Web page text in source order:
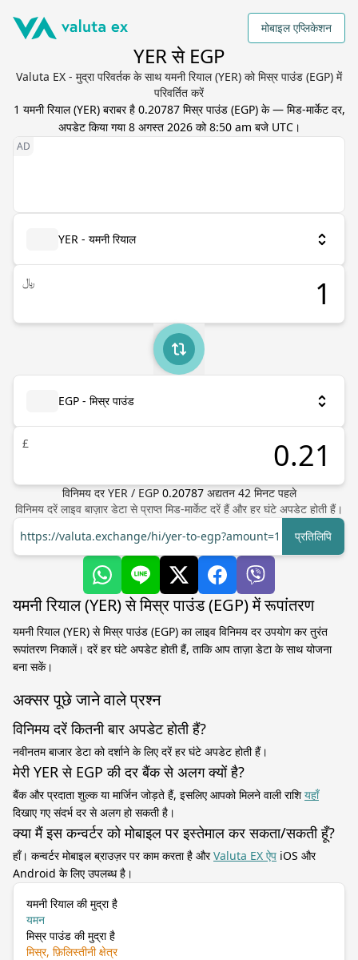
मोबाइल एप्लिकेशन
YER से EGP
Valuta EX - मुद्रा परिवर्तक के साथ यमनी रियाल (YER) को मिस्र पाउंड (EGP) में
परिवर्तित करें
1 यमनी रियाल(YER) बराबर है 0.20787 मिस्र पाउंड(EGP) के — मिड-मार्केट दर,
अपडेट किया गया8 अगस्त 2026 को 8:50 am बजे UTC।
YER - यमनी रियाल
﷼
EGP - मिस्र पाउंड
£
विनिमय दरYER/ EGP 0.20787 अद्यतन 42मिनट पहले
विनिमय दरें लाइव बाज़ार डेटा से प्राप्त मिड-मार्केट दरें हैं और हर घंटे अपडेट होती हैं।
https://valuta.exchange/hi/yer-to-egp?amount=1
प्रतिलिपि
यमनी रियाल (YER) से मिस्र पाउंड (EGP) में रूपांतरण
यमनी रियाल (YER) से मिस्र पाउंड (EGP) का लाइव विनिमय दर उपयोग कर तुरंत
रूपांतरण निकालें। दरें हर घंटे अपडेट होती हैं, ताकि आप ताज़ा डेटा के साथ योजना
बना सकें।
अक्सर पूछे जाने वाले प्रश्न
विनिमय दरें कितनी बार अपडेट होती हैं?
नवीनतम बाजार डेटा को दर्शाने के लिए दरें हर घंटे अपडेट होती हैं।
मेरी YER से EGP की दर बैंक से अलग क्यों है?
बैंक और प्रदाता शुल्क या मार्जिन जोड़ते हैं, इसलिए आपको मिलने वाली राशियहाँ
दिखाए गए संदर्भ दर से अलग हो सकती है।
क्या मैं इस कन्वर्टर को मोबाइल पर इस्तेमाल कर सकता/सकती हूँ?
हाँ। कन्वर्टर मोबाइल ब्राउज़र पर काम करता है औरValuta EX ऐप iOS और
Android के लिए उपलब्ध है।
यमनी रियाल की मुद्रा है
यमन
मिस्र पाउंड की मुद्रा है
मिस्र, फ़िलिस्तीनी क्षेत्र